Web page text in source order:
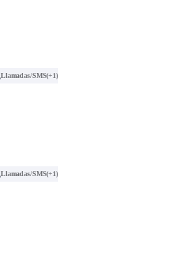
Llamadas/SMS(+1)
Llamadas/SMS(+1)